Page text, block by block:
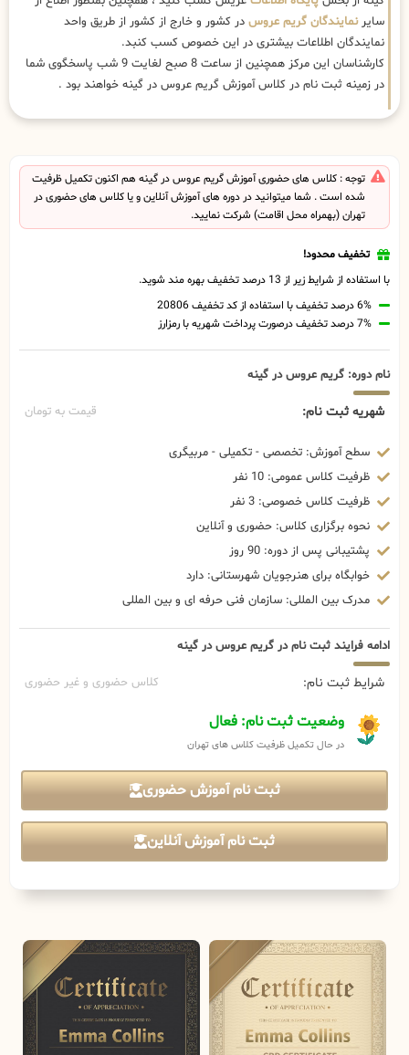
سایرنمایندگان گریم عروس در کشور و خارج از کشور از طریق واحد
نمایندگان اطلاعات بیشتری در این خصوص کسب کنبد.
کارشناسان این مرکز همچنین از ساعت 8 صبح لغایت 9 شب پاسخگوی شما
در زمینه ثبت نام در کلاس آموزش گریم عروس در گینه خواهند بود .
توجه : کلاس های حضوری آموزش گریم عروس در گینه هم اکنون تکمیل ظرفیت
شده است . شما میتوانید در دوره های آموزش آنلاین و یا کلاس های حضوری در
تهران (بهمراه محل اقامت) شرکت نمایید.
تخفیف محدود!
با استفاده از شرایط زیر از 13 درصد تخفیف بهره مند شوید.
6% درصد تخفیف با استفاده از کد تخفیف 20806
7% درصد تخفیف درصورت پرداخت شهریه با رمزارز
نام دوره: گریم عروس در گینه
شهریه ثبت نام: قیمت به تومان
سطح آموزش: تخصصی - تکمیلی - مربیگری
ظرفیت کلاس عمومی: 10 نفر
ظرفیت کلاس خصوصی: 3 نفر
نحوه برگزاری کلاس: حضوری و آنلاین
پشتیبانی پس از دوره: 90 روز
خوابگاه برای هنرجویان شهرستانی: دارد
مدرک بین المللی: سازمان فنی حرفه ای و بین المللی
ادامه فرایند ثبت نام در گریم عروس در گینه
شرایط ثبت نام: کلاس حضوری و غیر حضوری
وضعیت ثبت نام: فعال
در حال تکمیل ظرفیت کلاس های تهران
ثبت نام آموزش حضوری
ثبت نام آموزش آنلاین